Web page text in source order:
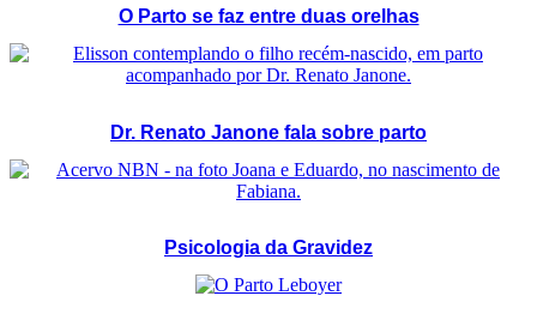
O Parto se faz entre duas orelhas
Dr. Renato Janone fala sobre parto
Psicologia da Gravidez